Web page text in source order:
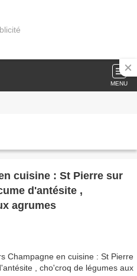
MENU
cuisine : St Pierre sur
d'antésite ,
agrumes